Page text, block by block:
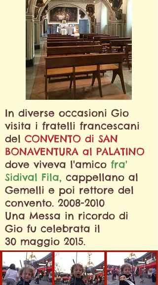
In diverse occasioni Gio
visita i fratelli francescani
del CONVENTO di SAN
BONAVENTURA al PALATINO
dove viveva l'amico fra'
Sidival Fila, cappellano al
Gemelli e poi rettore del
convento. 2008-2010
Una Messa in ricordo di
Gio fu celebrata il
30 maggio 2015.